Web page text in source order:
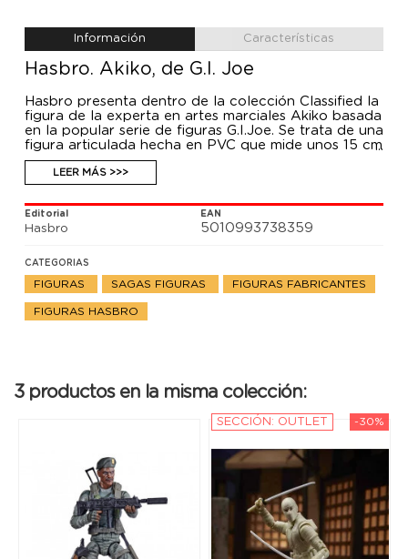
Información Características
Hasbro. Akiko, de G.I. Joe
Hasbro presenta dentro de la colección Classified la
figura de la experta en artes marciales Akiko basada
en la popular serie de figuras G.I.Joe. Se trata de una
figura articulada hecha en PVC que mide unos 15 cm
de alto. Incluye complementos y múltiples armas.
LEER MÁS >>>
Editorial
Hasbro
EAN
5010993738359
CATEGORIAS
FIGURAS SAGAS FIGURAS FIGURAS FABRICANTES
FIGURAS HASBRO
3 productos en la misma colección:
-30%
SECCIÓN: OUTLET